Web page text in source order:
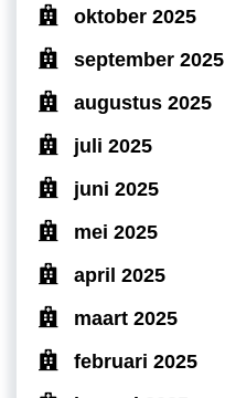
oktober 2025
september 2025
augustus 2025
juli 2025
juni 2025
mei 2025
april 2025
maart 2025
februari 2025